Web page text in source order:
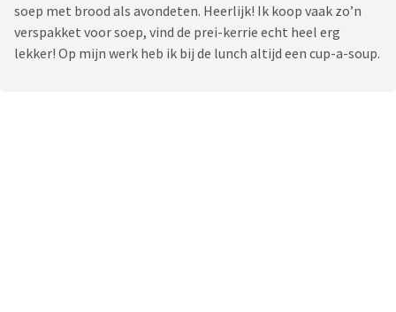
soep met brood als avondeten. Heerlijk! Ik koop vaak zo’n
verspakket voor soep, vind de prei-kerrie echt heel erg
lekker! Op mijn werk heb ik bij de lunch altijd een cup-a-soup.